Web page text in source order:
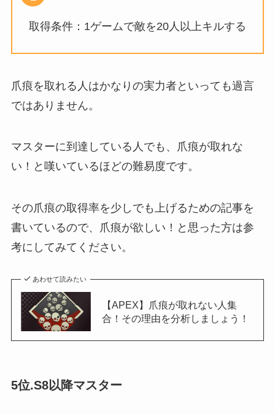
取得条件：1ゲームで敵を20人以上キルする
爪痕を取れる人はかなりの実力者といっても過言
ではありません。
マスターに到達している人でも、爪痕が取れな
い！と嘆いているほどの難易度です。
その爪痕の取得率を少しでも上げるための記事を
書いているので、爪痕が欲しい！と思った方は参
考にしてみてください。
あわせて読みたい
【APEX】爪痕が取れない人集
合！その理由を分析しましょう！
5位.S8以降マスター